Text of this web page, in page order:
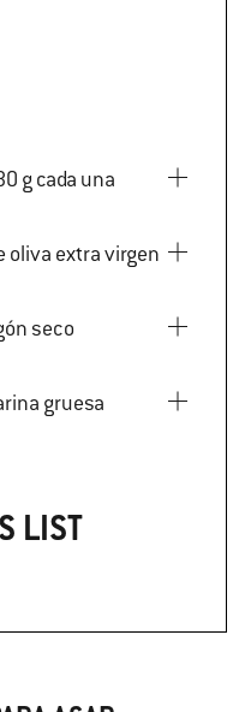
g cada una
de oliva extra virgen
seco
sal marina gruesa
LIST